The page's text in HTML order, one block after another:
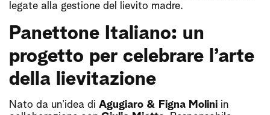
legate alla gestione del lievito madre.
Panettone Italiano: un
progetto per celebrare l’arte
della lievitazione
Nato da un’idea di Agugiaro & Figna Molini in